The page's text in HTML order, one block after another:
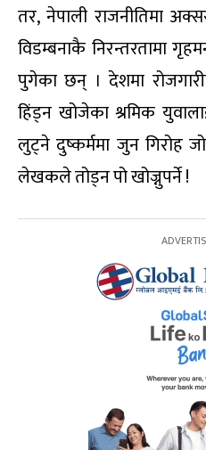
तर, नेपाली राजनीतिमा
विडम्बनाकै निरन्तरतामा
पुगेका छन् । देशमा
हिंड्न खोजेका श्रमिक
लुट्ने दुष्कर्ममा जुन गिरोह
लेखकले तोड्न पो खोज्नुपर्ने !